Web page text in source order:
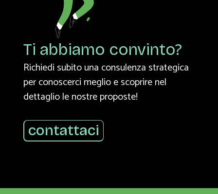
Ti abbiamo convinto?
Richiedi subito una consulenza strategica
per conoscerci meglio e scoprire nel
dettaglio le nostre proposte!
contattaci